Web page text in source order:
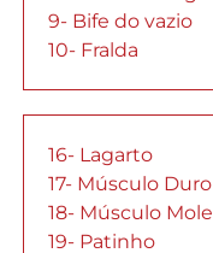
9- Bife do vazio
10- Fralda
16- Lagarto
17- Músculo Duro
18- Músculo Mole
19- Patinho